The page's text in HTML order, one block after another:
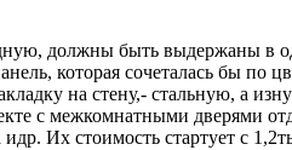
должны быть выдержаны в
которая сочеталась бы по
на стену,- стальную, а
с межкомнатными дверями
Их стоимость стартует с